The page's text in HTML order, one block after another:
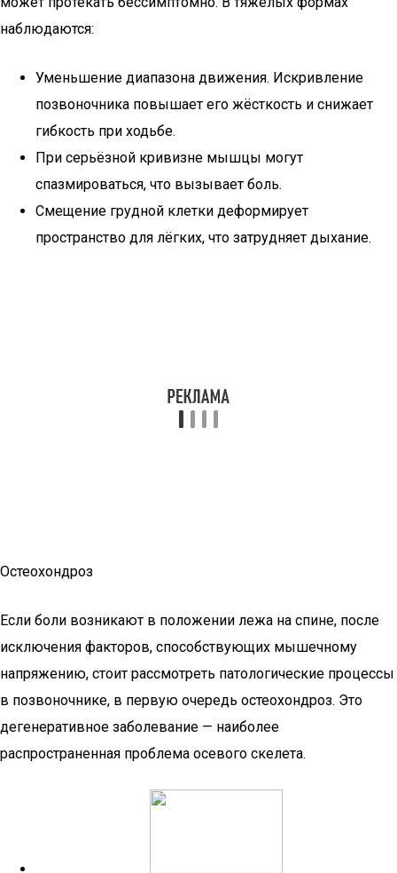
наблюдаются:
Уменьшение диапазона движения. Искривление
позвоночника повышает его жёсткость и снижает
гибкость при ходьбе.
При серьёзной кривизне мышцы могут
спазмироваться, что вызывает боль.
Смещение грудной клетки деформирует
пространство для лёгких, что затрудняет дыхание.
Остеохондроз
Если боли возникают в положении лежа на спине, после
исключения факторов, способствующих мышечному
напряжению, стоит рассмотреть патологические процессы
в позвоночнике, в первую очередь остеохондроз. Это
дегенеративное заболевание — наиболее
распространенная проблема осевого скелета.